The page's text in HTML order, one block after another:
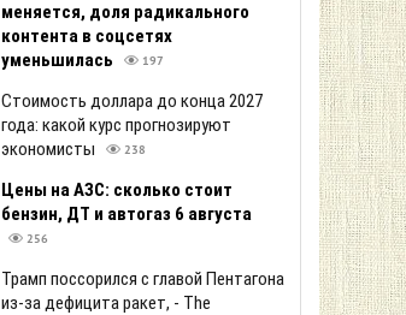
меняется, доля радикального
контента в соцсетях
уменьшилась
197
Стоимость доллара до конца 2027
года: какой курс прогнозируют
экономисты
238
Цены на АЗС: сколько стоит
бензин, ДТ и автогаз 6 августа
256
Трамп поссорился с главой Пентагона
из-за дефицита ракет, - The